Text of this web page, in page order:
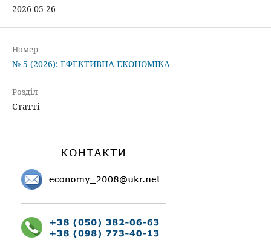
2026-05-26
Номер
№ 5 (2026): ЕФЕКТИВНА ЕКОНОМІКА
Розділ
Статті